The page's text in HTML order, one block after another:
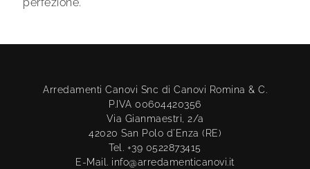
Arredamenti Canovi Snc di Canovi Romina & C.
P.IVA 00604420356
Via Gianmaestri, 2/a
42020 San Polo d'Enza (RE)
Tel. +39 0522873415
E-Mail. info@arredamenticanovi.it